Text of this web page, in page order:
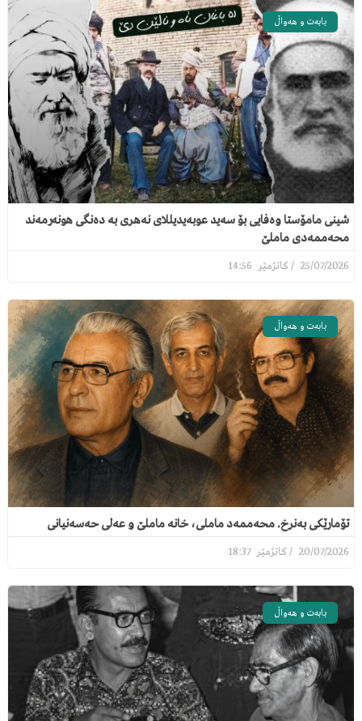
بابەت و هەواڵ
شینی مامۆستا وەفایی بۆ سەید عوبەیدیللای نەهری بە دەنگی هونەرمەند
محەممەدی ماملێ
25/07/2026
بابەت و هەواڵ
تۆمارێکی بەنرخ. محەممەد ماملی، خانە ماملێ و عەلی حەسەنیانی
20/07/2026
18:37
بابەت و هەواڵ